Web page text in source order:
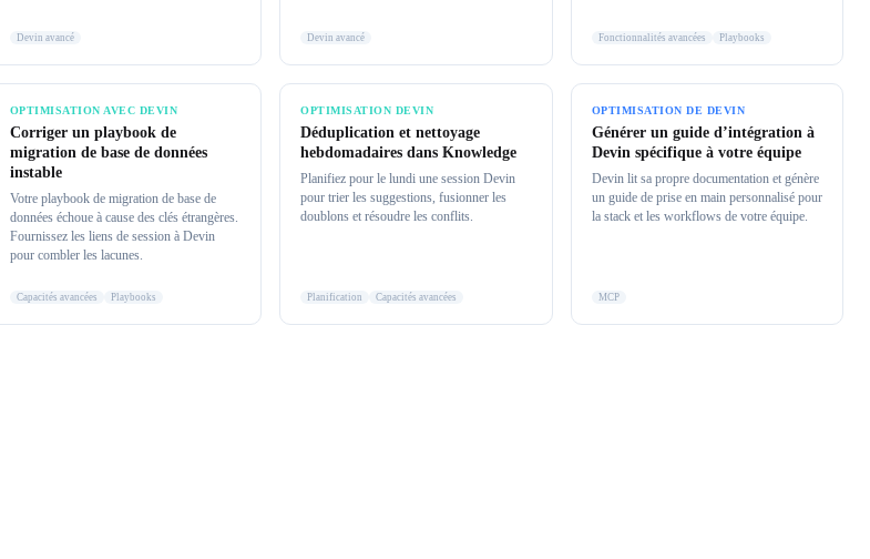
Devin avancé Devin avancé Fonctionnalités avancées Playbooks
OPTIMISATION AVEC DEVIN
Corriger un playbook de
migration de base de données
instable
Votre playbook de migration de base de
données échoue à cause des clés étrangères.
Fournissez les liens de session à Devin
pour combler les lacunes.
Capacités avancées Playbooks
OPTIMISATION DEVIN
Déduplication et nettoyage
hebdomadaires dans Knowledge
Planifiez pour le lundi une session Devin
pour trier les suggestions, fusionner les
doublons et résoudre les conflits.
Planification Capacités avancées
OPTIMISATION DE DEVIN
Générer un guide d’intégration à
Devin spécifique à votre équipe
Devin lit sa propre documentation et génère
un guide de prise en main personnalisé pour
la stack et les workflows de votre équipe.
MCP